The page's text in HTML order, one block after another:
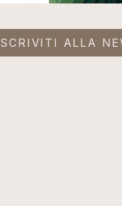
ALLA